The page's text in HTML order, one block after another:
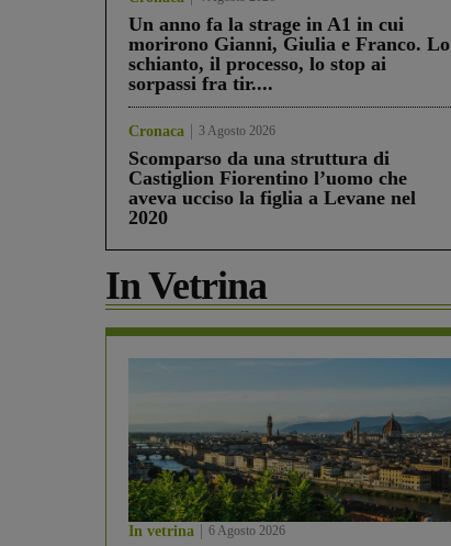
Un anno fa la strage in A1 in cui
morirono Gianni, Giulia e Franco. Lo
schianto, il processo, lo stop ai
sorpassi fra tir....
Cronaca 3 Agosto 2026
Scomparso da una struttura di
Castiglion Fiorentino l’uomo che
aveva ucciso la figlia a Levane nel
2020
In Vetrina
In vetrina 6 Agosto 2026